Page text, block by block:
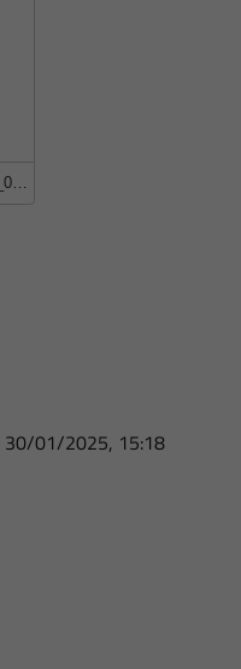
Informativa_F.E._01-04-2019
30/01/2025, 15:18